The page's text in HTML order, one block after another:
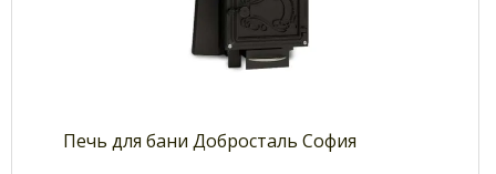
Печь для бани Добросталь София